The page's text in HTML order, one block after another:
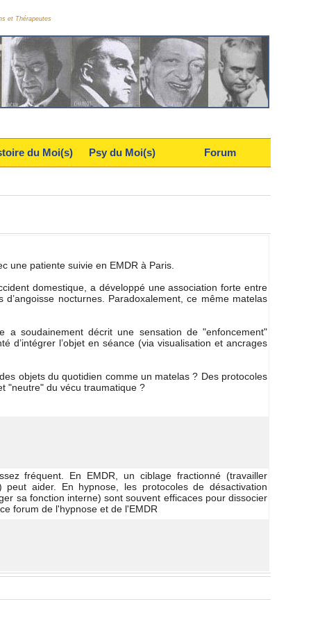
et Thérapeute
du Moi() Py du Moi() Forum
une patiente uivie en EMDR à Pari.
dometique, a développé une aociation forte entre
nocturne. Paradoxalement, ce même matela
a oudainement décrit une enation de "enfoncement"
d’intégrer l’objet en éance (via viualiation et ancrage
objet du quotidien comme un matela ? De protocole
du vécu traumatique ?
fréquent. En EMDR, un ciblage fractionné (travailler
aider. En hypnoe, le protocole de déactivation
a fonction interne) ont ouvent efficace pour diocier
forum de l'hypnoe et de l'EMDR